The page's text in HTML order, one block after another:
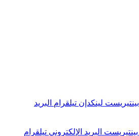
بينتيريست لينكدإن تيلقرام البريد
بينتيريست البريد الإلكتروني تيلقرام